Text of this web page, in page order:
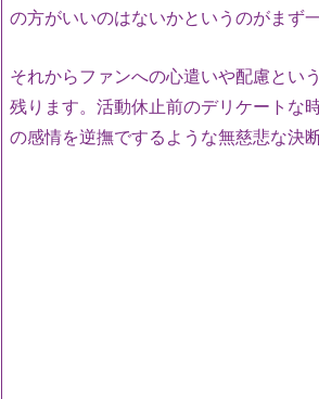
の方がいいのはないかというのがまず一
それからファンへの心遣いや配慮とい
残ります。活動休止前のデリケートな
の感情を逆撫でするような無慈悲な決断